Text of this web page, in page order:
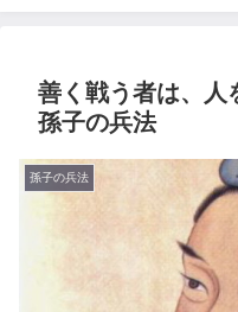
善く戦う者は、人
孫子の兵法
孫子の兵法